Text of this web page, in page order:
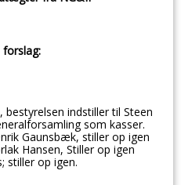
forslag:
bestyrelsen indstiller til Steen
som kasser.
Gaunsbæk, stiller op igen
Hansen, Stiller op igen
stiller op igen.